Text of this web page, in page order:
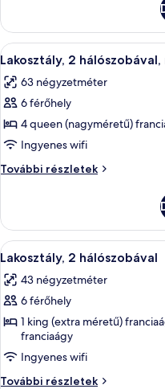
franciaágy,
nemdohányzó
franciaágy,
nemdohányzó
további
A
következő
szoba
összes
képének
megtekintése:
Lakosztály,
2
nemdohányzó
5
Lakosztály, 2
63 négyzetméter
6 férőhely
4 queen (nagyméretű)
Ingyenes wifi
További részletek
Lakosztály,
további
részletei
A
következő
szoba
összes
képének
megtekintése:
Lakosztály,
2
5
Lakosztály, 2 hálószobával
43 négyzetméter
6 férőhely
1 king (extra méretű)
franciaágy
Ingyenes wifi
További részletek
Lakosztály,